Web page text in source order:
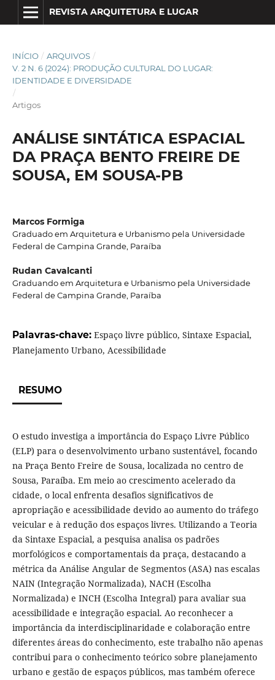
REVISTA ARQUITETURA E LUGAR
INÍCIO / ARQUIVOS /
V. 2 N. 6 (2024): PRODUÇÃO CULTURAL DO LUGAR:
IDENTIDADE E DIVERSIDADE
/
Artigos
ANÁLISE SINTÁTICA ESPACIAL
DA PRAÇA BENTO FREIRE DE
SOUSA, EM SOUSA-PB
Marcos Formiga
Graduado em Arquitetura e Urbanismo pela Universidade
Federal de Campina Grande, Paraíba
Rudan Cavalcanti
Graduando em Arquitetura e Urbanismo pela Universidade
Federal de Campina Grande, Paraíba
Palavras-chave: Espaço livre público, Sintaxe Espacial,
Planejamento Urbano, Acessibilidade
RESUMO
O estudo investiga a importância do Espaço Livre Público
(ELP) para o desenvolvimento urbano sustentável, focando
na Praça Bento Freire de Sousa, localizada no centro de
Sousa, Paraíba. Em meio ao crescimento acelerado da
cidade, o local enfrenta desafios significativos de
apropriação e acessibilidade devido ao aumento do tráfego
veicular e à redução dos espaços livres. Utilizando a Teoria
da Sintaxe Espacial, a pesquisa analisa os padrões
morfológicos e comportamentais da praça, destacando a
métrica da Análise Angular de Segmentos (ASA) nas escalas
NAIN (Integração Normalizada), NACH (Escolha
Normalizada) e INCH (Escolha Integral) para avaliar sua
acessibilidade e integração espacial. Ao reconhecer a
importância da interdisciplinaridade e colaboração entre
diferentes áreas do conhecimento, este trabalho não apenas
contribui para o conhecimento teórico sobre planejamento
urbano e gestão de espaços públicos, mas também oferece